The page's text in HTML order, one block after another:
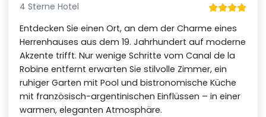
4 Sterne Hotel
Entdecken Sie einen Ort, an dem der Charme eines
Herrenhauses aus dem 19. Jahrhundert auf moderne
Akzente trifft. Nur wenige Schritte vom Canal de la
Robine entfernt erwarten Sie stilvolle Zimmer, ein
ruhiger Garten mit Pool und bistronomische Küche
mit französisch-argentinischen Einflüssen – in einer
warmen, eleganten Atmosphäre.